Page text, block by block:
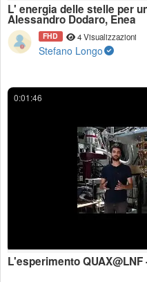
L' energia delle stelle per
Alessandro Dodaro, Enea
FHD 4 Visualizzazioni
Stefano Longo
0:01:46
L'esperimento